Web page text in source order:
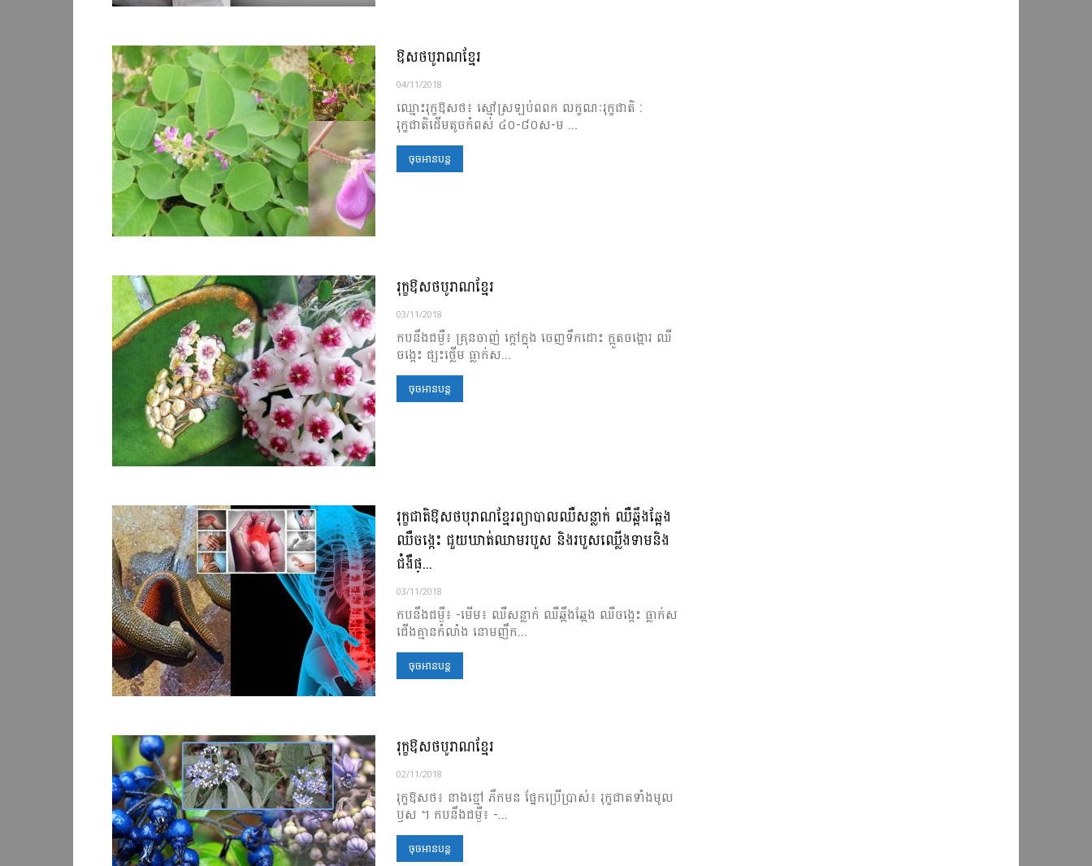
ឱសថបូរាណខ្មែរ
04/11/2018
ឈ្មោះរុក្ខឱសថ៖ ស្មៅស្រឡប់ពពក លក្ខណៈរុក្ខជាតិ :
រុក្ខជាតិដើមតូចកំពស់ ៤០-៨០ស-ម ...
ចុចអានបន្ត
រុក្ខឱសថបូរាណខ្មែរ
03/11/2018
កបនឹងជម្ងឺ៖ គ្រុនចាញ់ ក្ដៅក្នុង ចេញទឹកដោះ ក្អួតចង្អោរ ឈឺ
ចង្កេះ ផ្សះថ្លើម ធ្លាក់ស...
ចុចអានបន្ត
រុក្ខជាតិឱសថបុរាណខ្មែរព្យាបាលឈឺសន្លាក់ ឈឺឆ្អឹងឆ្អែង
ឈឺចង្កេះ ជួយឃាត់ឈាមរបួស និងរបួសឈ្លើងទាមនិង
ជំងឺផ្...
03/11/2018
កបនឹងជម្ងឺ៖ -មើម៖ ឈឺសន្លាក់ ឈឺឆ្អឹងឆ្អែង ឈឺចង្កេះ ធ្លាក់ស
ជើងគ្មានកំលាំង នោមញឹក...
ចុចអានបន្ត
រុក្ខឱសថបូរាណខ្មែរ
02/11/2018
រុក្ខឱសថ៖ នាងខ្មៅ ភឹកមន ផ្នែកប្រើប្រាស់៖ រុក្ខជាតទាំងមូល
ឫស ។ កបនឹងជម្ងឺ៖ -...
ចុចអានបន្ត